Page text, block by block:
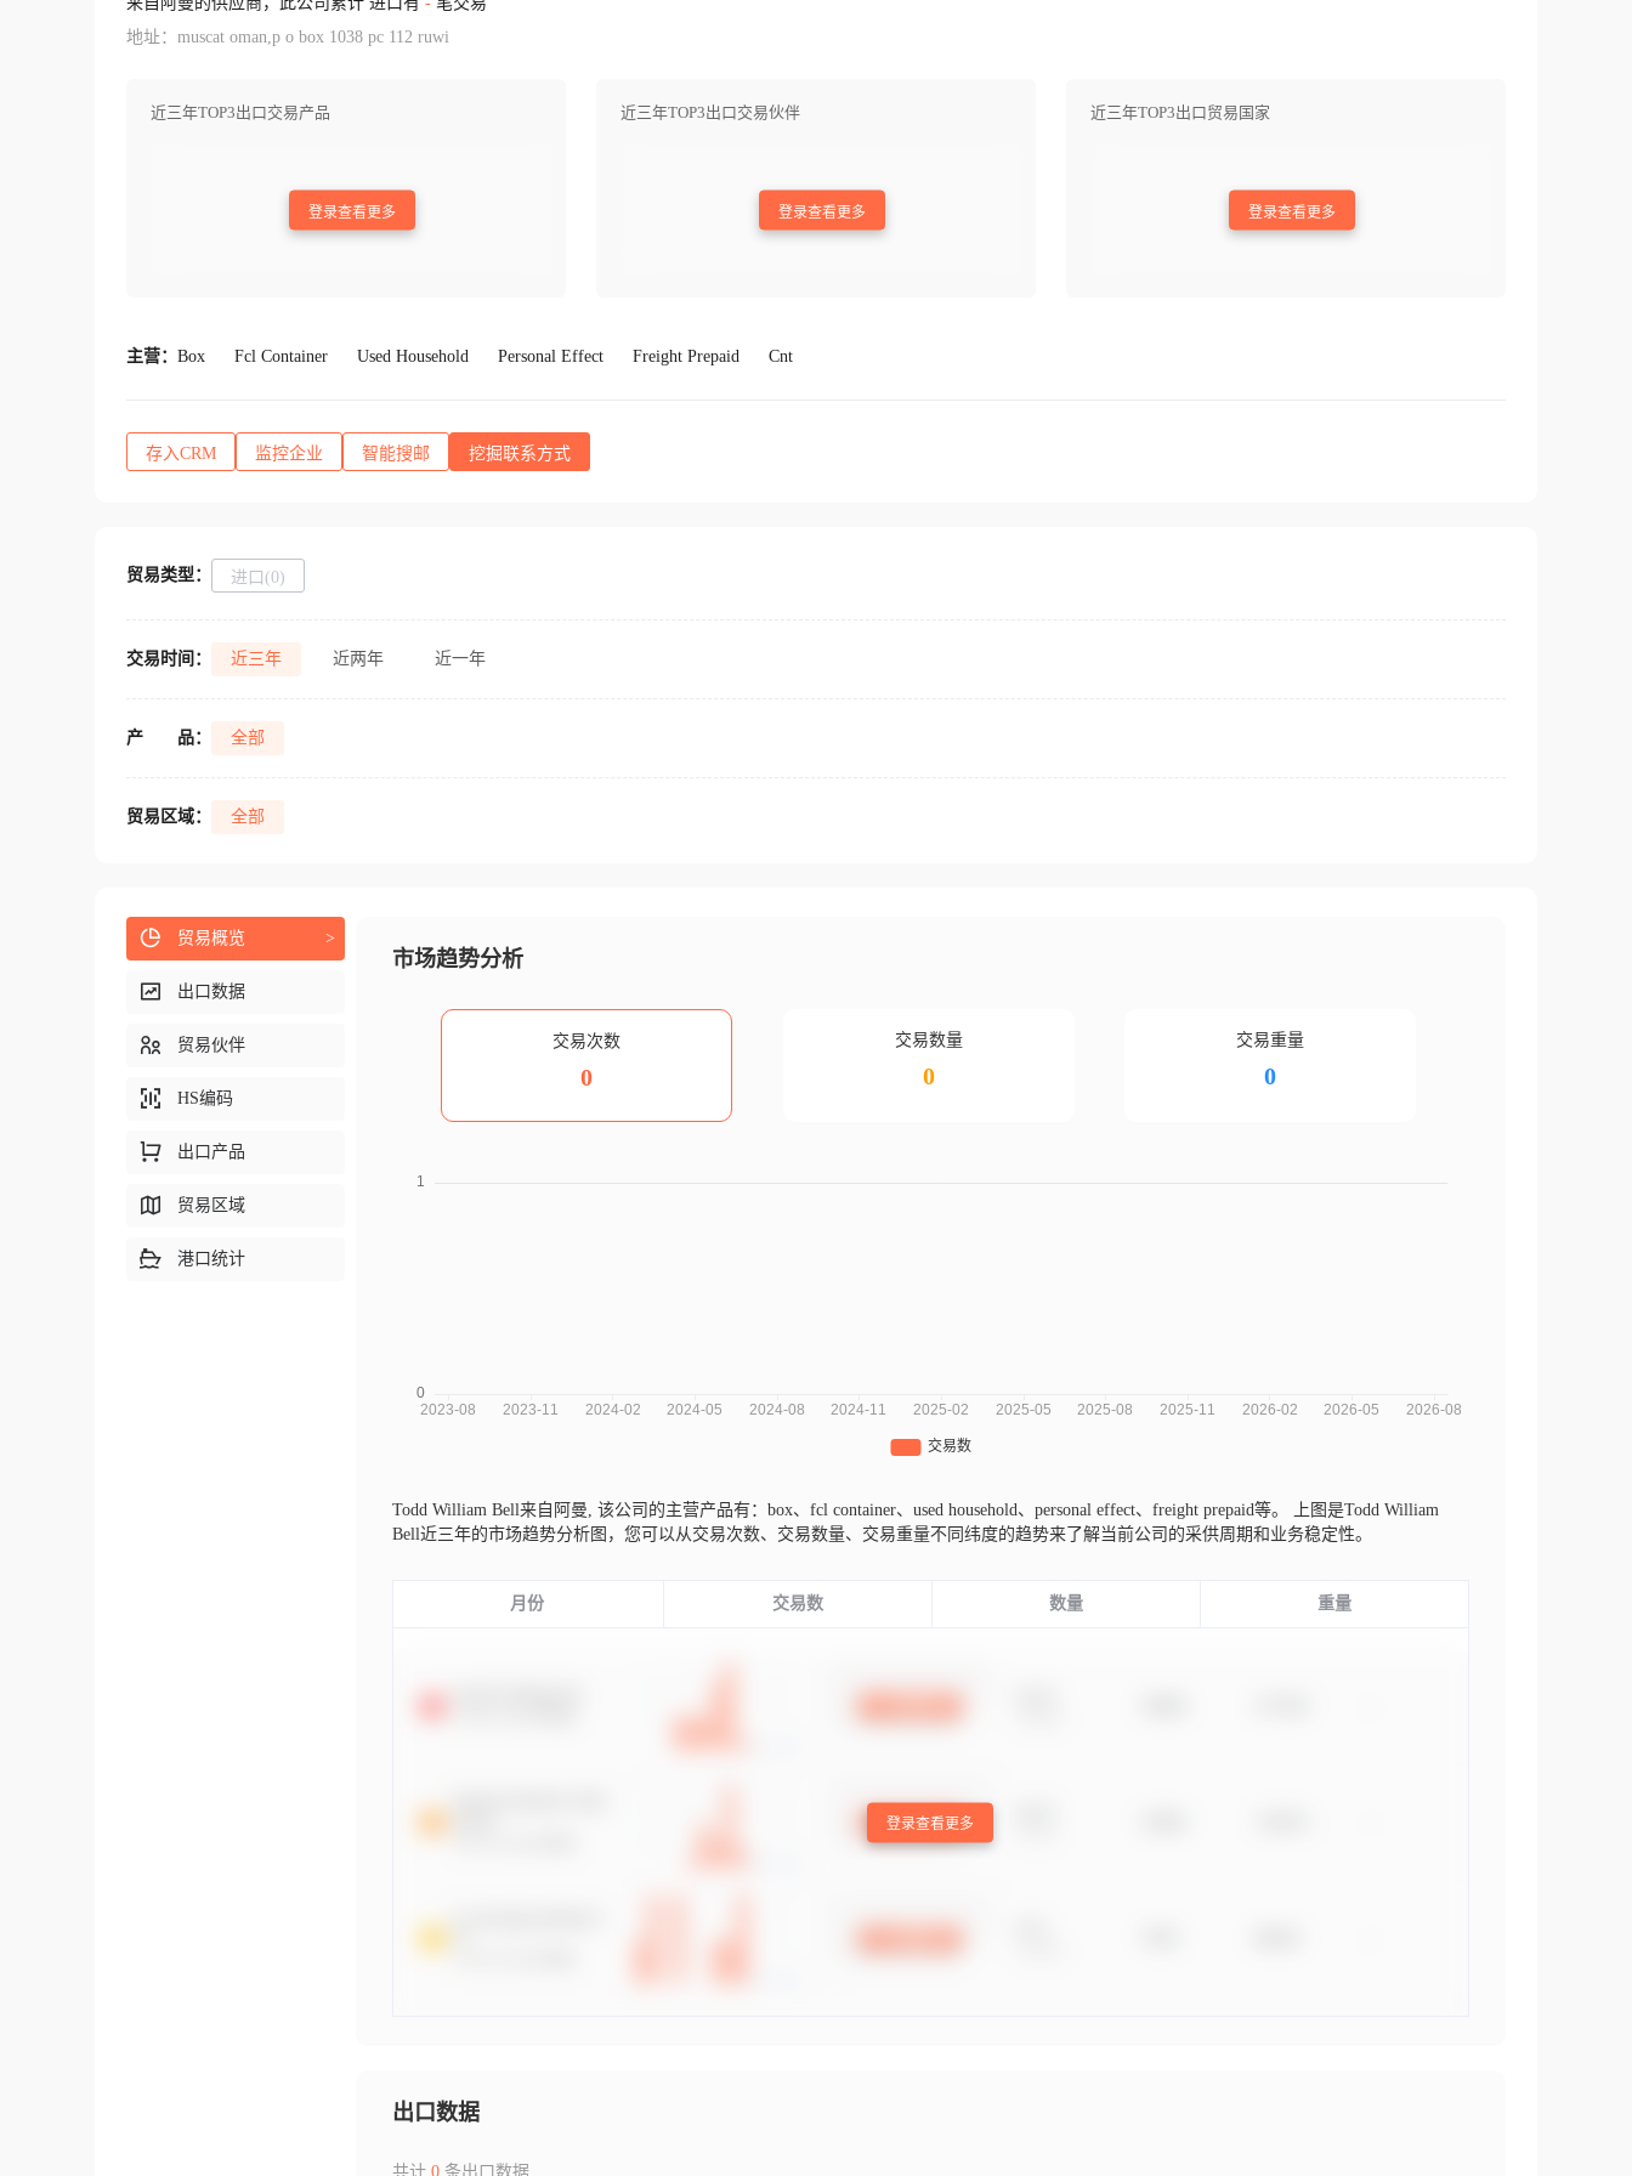
地址：muscat oman,p o box 1038 pc 112 ruwi
近三年TOP3出口交易产品
登录查看更多
近三年TOP3出口交易伙伴
登录查看更多
近三年TOP3出口贸易国家
登录查看更多
主营： Box Fcl Container Used Household Personal Effect Freight Prepaid Cnt
存入CRM 监控企业 智能搜邮 挖掘联系方式
贸易类型： 进口(0)
交易时间： 近三年 近两年 近一年
产 品： 全部
贸易区域： 全部
市场趋势分析
交易次数
0
交易数量
0
交易重量
0
Todd William Bell来自阿曼, 该公司的主营产品有：box、fcl container、used household、personal effect、freight prepaid等。
上图是Todd William
Bell近三年的市场趋势分析图，您可以从交易次数、交易数量、交易重量不同纬度的趋势来了解当前公司的采供周期和业务稳定性。
月份 交易数 数量 重量
登录查看更多
出口数据
共计 0条出口数据
贸易概览 >
出口数据
贸易伙伴
HS编码
出口产品
贸易区域
港口统计